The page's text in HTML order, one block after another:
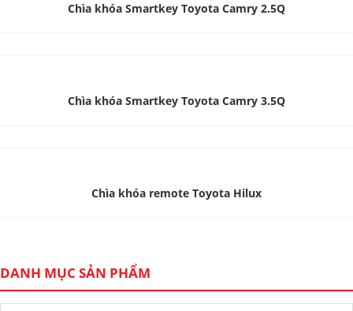
Chìa khóa Smartkey Toyota Camry 2.5Q
Chìa khóa Smartkey Toyota Camry 3.5Q
Chìa khóa remote Toyota Hilux
DANH MỤC SẢN PHẨM